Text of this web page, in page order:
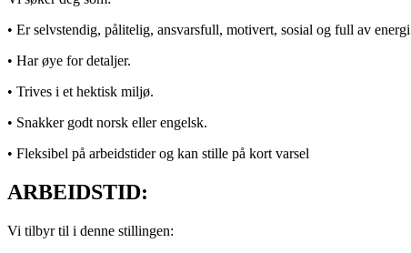
• Er selvstendig, pålitelig, ansvarsfull, motivert, sosial og full av energi
• Har øye for detaljer.
• Trives i et hektisk miljø.
• Snakker godt norsk eller engelsk.
• Fleksibel på arbeidstider og kan stille på kort varsel
ARBEIDSTID:
Vi tilbyr til i denne stillingen: